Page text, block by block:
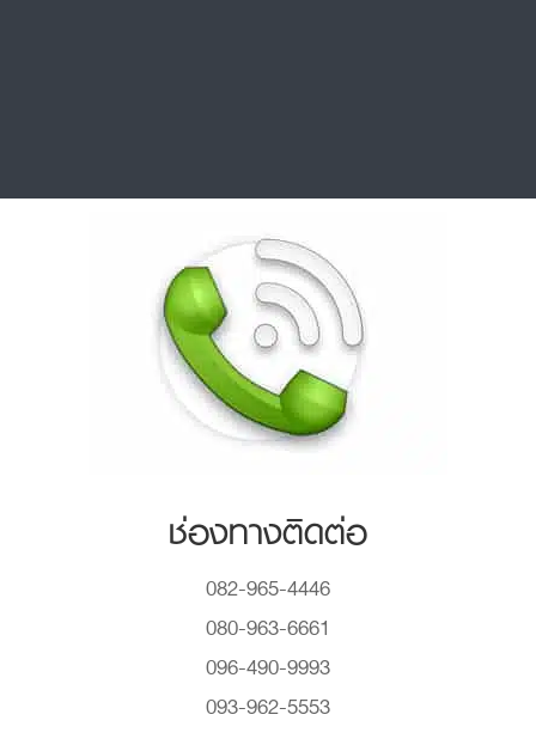
ช่องทางติดต่อ
082-965-4446
080-963-6661
096-490-9993
093-962-5553